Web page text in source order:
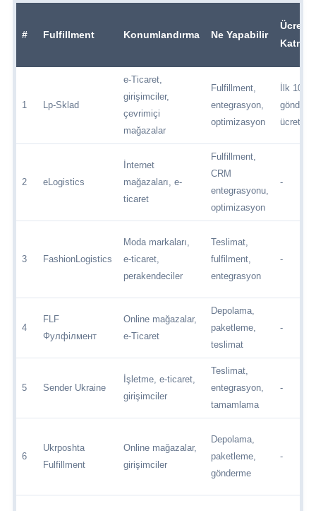
# Fulfillment Konumlandırma Ne Yapabilir
Katman
1 Lp-Sklad
e-Ticaret,
girişimciler,
çevrimiçi
mağazalar
Fulfillment,
entegrasyon,
optimizasyon
İlk 100
gönderi
ücretsiz
2 eLogistics
İnternet
mağazaları, e-
ticaret
Fulfillment,
CRM
entegrasyonu,
optimizasyon
-
3 FashionLogistics
Moda markaları,
e-ticaret,
perakendeciler
Teslimat,
fulfilment,
entegrasyon
-
4
FLF
Фулфілмент
Online mağazalar,
e-Ticaret
Depolama,
paketleme,
teslimat
-
5 Sender Ukraine
İşletme, e-ticaret,
girişimciler
Teslimat,
entegrasyon,
tamamlama
-
6
Ukrposhta
Fulfillment
Online mağazalar,
girişimciler
Depolama,
paketleme,
gönderme
-